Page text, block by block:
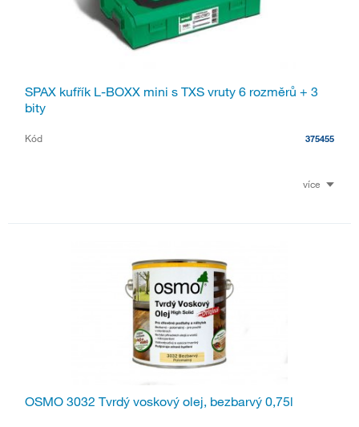
SPAX kufřík L-BOXX mini s TXS vruty 6 rozměrů + 3
bity
Kód 375455
více
OSMO 3032 Tvrdý voskový olej, bezbarvý 0,75l